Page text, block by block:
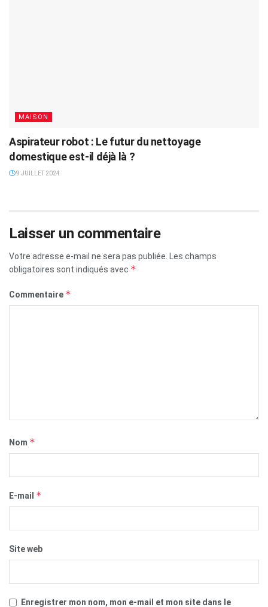
MAISON
Aspirateur robot : Le futur du nettoyage
domestique est-il déjà là ?
9 JUILLET 2024
Laisser un commentaire
Votre adresse e-mail ne sera pas publiée.
Les champs
obligatoires sont indiqués avec *
Commentaire *
Nom *
E-mail *
Site web
Enregistrer mon nom, mon e-mail et mon site dans le